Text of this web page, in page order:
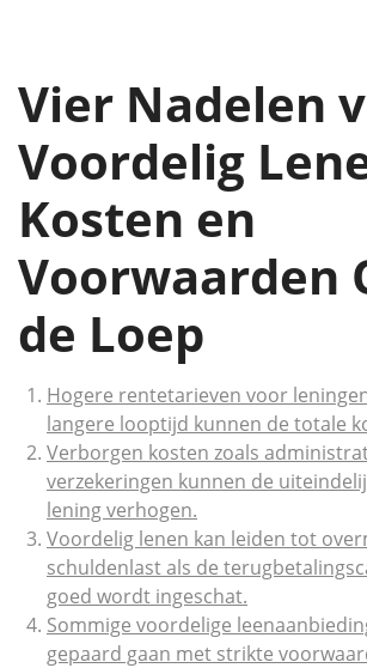
Vier Nadelen
Voordelig
Kosten en
Voorwaarden
de Loep
Hogere rentetarieven voor
langere looptijd kunnen de totale
Verborgen kosten zoals
verzekeringen kunnen de
lening verhogen.
Voordelig lenen kan leiden tot
schuldenlast als de
goed wordt ingeschat.
Sommige voordelige
gepaard gaan met strikte